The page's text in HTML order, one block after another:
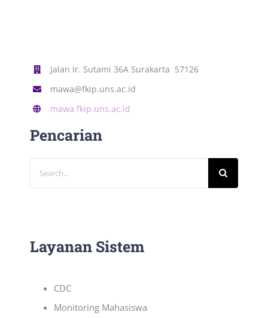
Jalan Ir. Sutami 36A Surakarta 57126
mawa@fkip.uns.ac.id
mawa.fkip.uns.ac.id
Pencarian
for:
Layanan Sistem
CDC
Monitoring Mahasiswa